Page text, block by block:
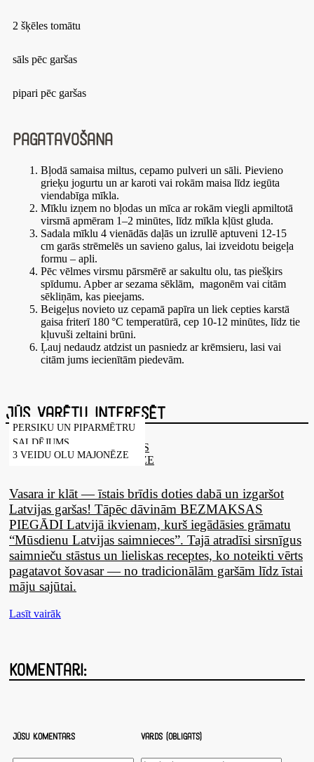
2 šķēles tomātu
sāls pēc garšas
pipari pēc garšas
Pagatavošana
Bļodā samaisa miltus, cepamo pulveri un sāli. Pievieno
grieķu jogurtu un ar karoti vai rokām maisa līdz iegūta
viendabīga mīkla.
Mīklu izņem no bļodas un mīca ar rokām viegli apmiltotā
virsmā apmēram 1–2 minūtes, līdz mīkla kļūst gluda.
Sadala mīklu 4 vienādās daļās un izrullē aptuveni 12-15
cm garās strēmelēs un savieno galus, lai izveidotu beigeļa
formu – apli.
Pēc vēlmes virsmu pārsmērē ar sakultu olu, tas piešķirs
spīdumu. Apber ar sezama sēklām, magonēm vai citām
sēkliņām, kas pieejams.
Beigeļus novieto uz cepamā papīra un liek cepties karstā
gaisa friterī 180 °C temperatūrā, cep 10-12 minūtes, līdz tie
kļuvuši zeltaini brūni.
Ļauj nedaudz atdzist un pasniedz ar krēmsieru, lasi vai
citām jums iecienītām piedevām.
Jūs varētu interesēt
PERSIKU UN PIPARMĒTRU
SALDĒJUMS
3 VEIDU OLU MAJONĒZE
Vasara ir klāt — īstais brīdis doties dabā un izgaršot
Latvijas garšas! Tāpēc dāvinām BEZMAKSAS
PIEGĀDI Latvijā ikvienam, kurš iegādāsies grāmatu
“Mūsdienu Latvijas saimnieces”. Tajā atradīsi sirsnīgus
saimnieču stāstus un lieliskas receptes, ko noteikti vērts
pagatavot šovasar — no tradicionālām garšām līdz īstai
māju sajūtai.
Lasīt vairāk
Komentāri:
Jūsu komentārs Vārds (obligāts)